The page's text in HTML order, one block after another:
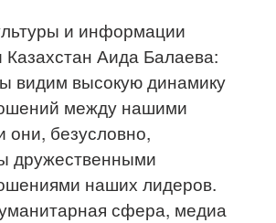
и информации
Казахстан Аида Балаева:
видим высокую динамику
между нашими
они, безусловно,
дружественными
наших лидеров.
сфера, медиа